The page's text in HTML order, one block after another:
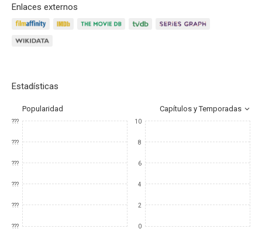
Enlaces externos
Estadísticas
Popularidad Capítulos y Temporadas
???
???
???
???
???
???
10
8
6
4
2
0